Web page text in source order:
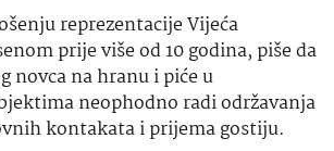
reprezentacije Vijeća
prije više od 10 godina, piše da
novca na hranu i piće u
neophodno radi održavanja
kontakata i prijema gostiju.